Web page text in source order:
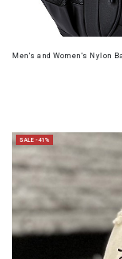
Men's and Women's Nylon
SALE -41%